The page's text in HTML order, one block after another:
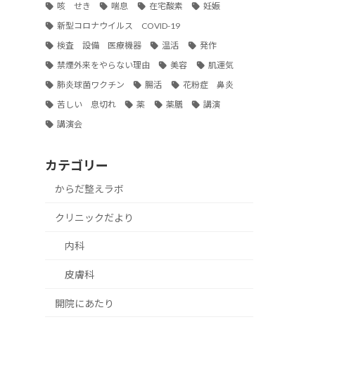
咳 せき
喘息 在宅酸素
妊娠
新型コロナウイルス COVID-19
検査 設備 医療機器
温活
発作
禁煙外来をやらない理由
美容
肌運気
肺炎球菌ワクチン
腸活
花粉症 鼻炎
苦しい 息切れ
薬 薬膳
講演
講演会
カテゴリー
からだ整えラボ
クリニックだより
内科
皮膚科
開院にあたり